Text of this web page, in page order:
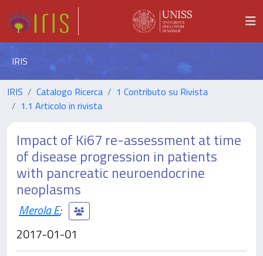
IRIS
IRIS Catalogo Ricerca
1 Contributo su Rivista
1.1 Articolo in rivista
Impact of Ki67 re-assessment at time
of disease progression in patients
with pancreatic neuroendocrine
neoplasms
Merola E;
2017-01-01